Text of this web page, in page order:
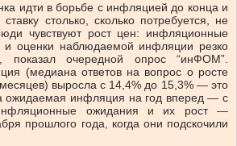
идти в борьбе с инфляцией до конца и
столько, сколько потребуется, не
чувствуют рост цен: инфляционные
и оценки наблюдаемой инфляции резко
показал очередной опрос “инФОМ”.
(медиана ответов на вопрос о росте
выросла с 14,4% до 15,3% — это
ожидаемая инфляция на год вперед — с
ожидания и их рост —
прошлого года, когда они подскочили